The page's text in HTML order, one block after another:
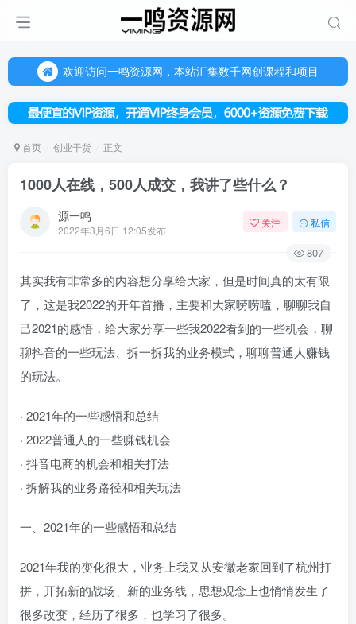
欢迎访问一鸣资源网，本站汇集数千网创课程和项目
欢迎访问一鸣资源网，本站汇集数千网创课程和项目
首页 创业干货 正文
1000人在线，500人成交，我讲了些什么？
源一鸣
2022年3月6日 12:05发布
关注 私信
807
其实我有非常多的内容想分享给大家，但是时间真的太有限
了，这是我2022的开年首播，主要和大家唠唠嗑，聊聊我自
己2021的感悟，给大家分享一些我2022看到的一些机会，聊
聊抖音的一些玩法、拆一拆我的业务模式，聊聊普通人赚钱
的玩法。
· 2021年的一些感悟和总结
· 2022普通人的一些赚钱机会
· 抖音电商的机会和相关打法
· 拆解我的业务路径和相关玩法
一、2021年的一些感悟和总结
2021年我的变化很大，业务上我又从安徽老家回到了杭州打
拼，开拓新的战场、新的业务线，思想观念上也悄悄发生了
很多改变，经历了很多，也学习了很多。